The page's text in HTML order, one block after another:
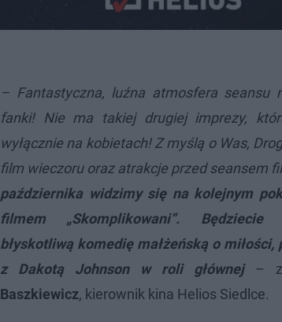
– Fantastyczna, luźna atmosfera seansu
fanki! Nie ma takiej drugiej imprezy,
wyłącznie na kobietach! Z myślą o Was,
film wieczoru oraz atrakcje przed seansem
października widzimy się na kolejnym
filmem „Skomplikowani”. Będziecie
błyskotliwą komedię małżeńską o
z Dakotą Johnson w roli głównej–
Baszkiewicz, kierownik kina Helios Siedlce.